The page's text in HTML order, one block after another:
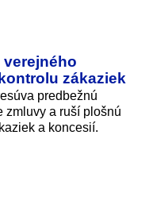
zákaziek
predbežnú
zmluvy a ruší plošnú
a koncesií.